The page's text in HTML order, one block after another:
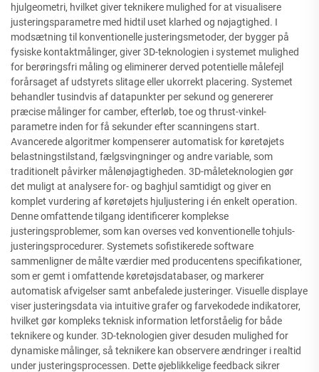
hjulgeometri, hvilket giver teknikere mulighed for at visualisere
justeringsparametre med hidtil uset klarhed og nøjagtighed. I
modsætning til konventionelle justeringsmetoder, der bygger på
fysiske kontaktmålinger, giver 3D-teknologien i systemet mulighed
for berøringsfri måling og eliminerer derved potentielle målefejl
forårsaget af udstyrets slitage eller ukorrekt placering. Systemet
behandler tusindvis af datapunkter per sekund og genererer
præcise målinger for camber, efterløb, toe og thrust-vinkel-
parametre inden for få sekunder efter scanningens start.
Avancerede algoritmer kompenserer automatisk for køretøjets
belastningstilstand, fælgsvingninger og andre variable, som
traditionelt påvirker målenøjagtigheden. 3D-måleteknologien gør
det muligt at analysere for- og baghjul samtidigt og giver en
komplet vurdering af køretøjets hjuljustering i én enkelt operation.
Denne omfattende tilgang identificerer komplekse
justeringsproblemer, som kan overses ved konventionelle tohjuls-
justeringsprocedurer. Systemets sofistikerede software
sammenligner de målte værdier med producentens specifikationer,
som er gemt i omfattende køretøjsdatabaser, og markerer
automatisk afvigelser samt anbefalede justeringer. Visuelle displaye
viser justeringsdata via intuitive grafer og farvekodede indikatorer,
hvilket gør kompleks teknisk information letforståelig for både
teknikere og kunder. 3D-teknologien giver desuden mulighed for
dynamiske målinger, så teknikere kan observere ændringer i realtid
under justeringsprocessen. Dette øjeblikkelige feedback sikrer